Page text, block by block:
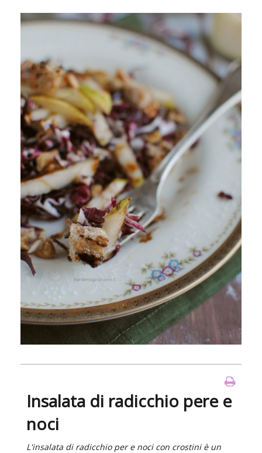
Insalata di radicchio pere e
noci
L'insalata di radicchio per e noci con crostini è un